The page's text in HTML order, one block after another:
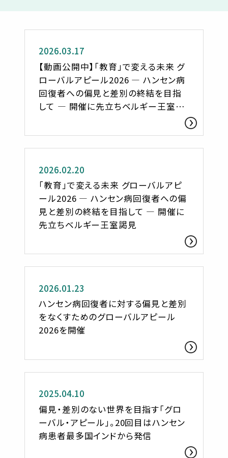
2026.03.17
【動画公開中】「教育」で変える未来 グ
ローバルアピール2026 ― ハンセン病
回復者への偏見と差別の終結を目指
して ― 開催に先立ちベルギー王室謁
お知らせ
2026.02.20
「教育」で変える未来 グローバルアピ
ール2026 ― ハンセン病回復者への偏
見と差別の終結を目指して ― 開催に
先立ちベルギー王室謁見
お知らせ
2026.01.23
ハンセン病回復者に対する偏見と差別
をなくすためのグローバルアピール
2026を開催
ささへるジャーナル
2025.04.10
偏見・差別のない世界を目指す「グロ
ーバル・アピール」。20回目はハンセン
病患者最多国インドから発信